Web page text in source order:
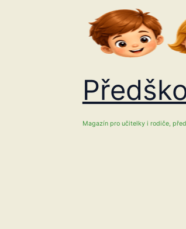
Magazín pro učitelky i rodiče,